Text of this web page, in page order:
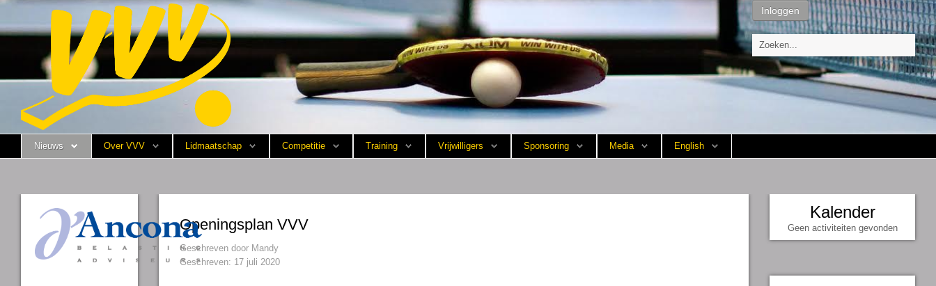
Nieuws
Over VVV
Lidmaatschap
Competitie
Vrijwilligers
Sponsoring
Inloggen
Nieuws Over VVV Lidmaatschap Competitie Training Vrijwilligers Sponsoring Media English
Openingsplan VVV
Geschreven door Mandy
Geschreven: 17 juli 2020
Kalender
Geen activiteiten gevonden